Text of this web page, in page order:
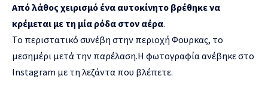
Από λάθος χειρισμό ένα αυτοκίνητο βρέθηκε να
κρέμεται με τη μία ρόδα στον αέρα.
Το περιστατικό συνέβη στην περιοχή Φουρκας, το
μεσημέρι μετά την παρέλαση.Η φωτογραφία ανέβηκε στο
Instagram με τη λεζάντα που βλέπετε.